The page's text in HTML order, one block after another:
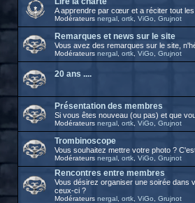
A apprendre par cœur et a réciter tout
Modérateurs nergal, ortk, ViGo Grujnot
Remarques et news sur le site
Vous avez des remarques sur le site,
Modérateurs nergal, ortk, ViGo Grujnot
20 ans ....
Présentation des membres
Si vous êtes nouveau (ou pas) et que
Modérateurs nergal, ortk, ViGo Grujnot
Trombinoscope
Vous souhaitez mettre votre photo ?
Modérateurs nergal, ortk, ViGo Grujnot
Rencontres entre membres
Vous désirez organiser une soirée dans
ceux-ci ?
Modérateurs nergal, ortk, ViGo Grujnot